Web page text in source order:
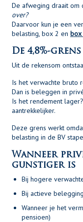
De afweging draait om
over?
Daarvoor kun je een
belasting, box 2 en box
De 4,8%-
Uit de rekensom
Is het verwachte bruto
Dan is beleggen in
Is het rendement
aantrekkelijker.
Deze grens werkt
belasting in de BV
Wanneer
gunstiger is
Bij hogere
Bij actieve
Wanneer je het
pensioen)